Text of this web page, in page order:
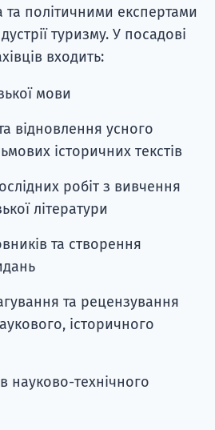
та політичними експертами
туризму. У посадові
входить:
мови
відновлення усного
історичних текстів
робіт з вивчення
літератури
та створення
та рецензування
історичного
науково-технічного